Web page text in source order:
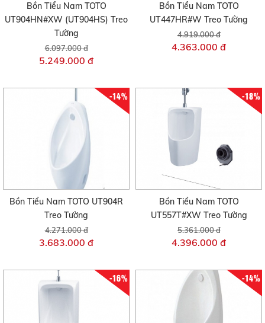
Bồn Tiểu Nam TOTO
UT904HN#XW (UT904HS) Treo
Tường
6.097.000 đ
5.249.000 đ
Bồn Tiểu Nam TOTO
UT447HR#W Treo Tường
4.919.000 đ
4.363.000 đ
-14%
Bồn Tiểu Nam TOTO UT904R
Treo Tường
4.271.000 đ
3.683.000 đ
-18%
Bồn Tiểu Nam TOTO
UT557T#XW Treo Tường
5.361.000 đ
4.396.000 đ
-16% -14%